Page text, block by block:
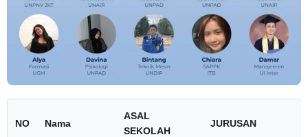
NO Nama
ASAL
SEKOLAH
JURUSAN